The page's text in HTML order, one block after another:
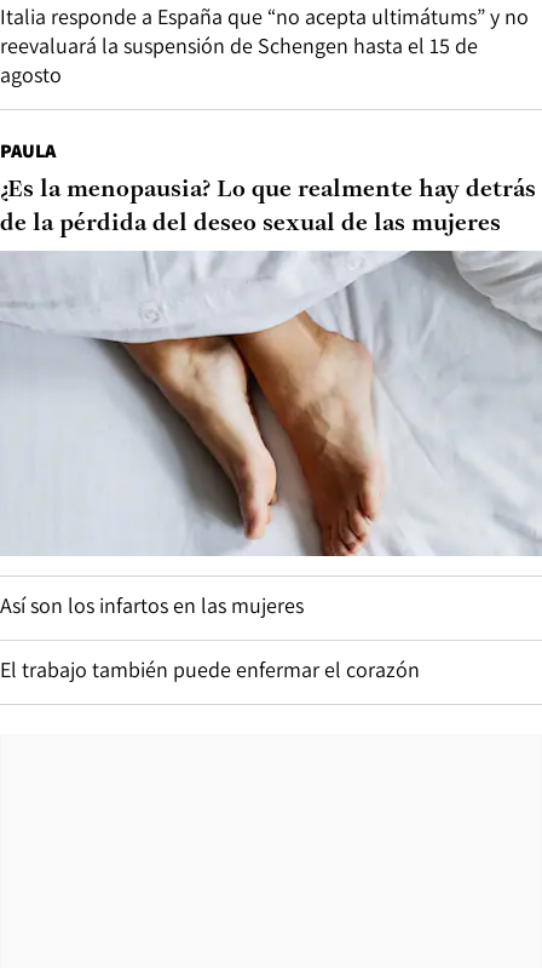
Italia responde a España que “no acepta ultimátums” y no
reevaluará la suspensión de Schengen hasta el 15 de
agosto
PAULA
¿Es la menopausia? Lo que realmente hay detrás
de la pérdida del deseo sexual de las mujeres
Así son los infartos en las mujeres
El trabajo también puede enfermar el corazón